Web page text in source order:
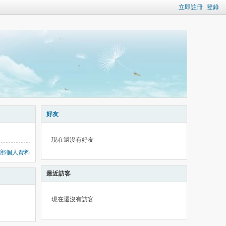
立即註冊 登錄
個人資料
好友
現在還沒有好友
最近訪客
現在還沒有訪客